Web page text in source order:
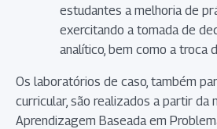
estudantes a melhoria de
exercitando a tomada de
analítico, bem como a troca
Os laboratórios de caso, também
curricular, são realizados a partir da
Aprendizagem Baseada em